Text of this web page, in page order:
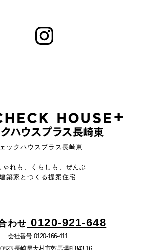
ックハウスプラス長崎東
ゃれも、くらしも、ぜんぶ
建築家とつくる提案住宅
わせ 0120-921-648
会社番号 0120-166-411
長崎県大村市乾馬場町843-16